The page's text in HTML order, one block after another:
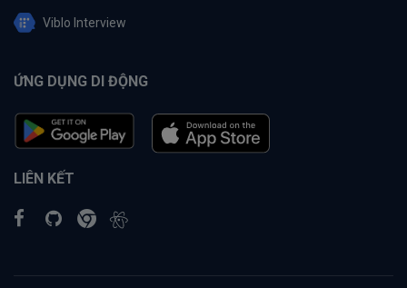
Viblo Interview
ỨNG DỤNG DI ĐỘNG
LIÊN KẾT